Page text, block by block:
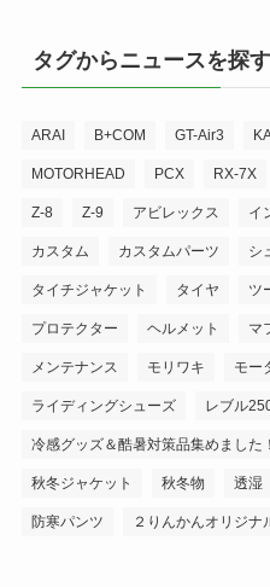
タグからニュースを探す
ARAI B+COM GT-Air3
MOTORHEAD PCX RX-7X
Z-8 Z-9 アビレックス イ
カスタム カスタムパーツ シ
タイチジャケット タイヤ ツ
プロテクター ヘルメット マ
メンテナンス モリワキ モー
ライディングシューズ レブル
冷感グッズ＆酷暑対策品集めました！
秋冬ジャケット 秋冬物 透湿
防寒パンツ ２りんかんオリジナ